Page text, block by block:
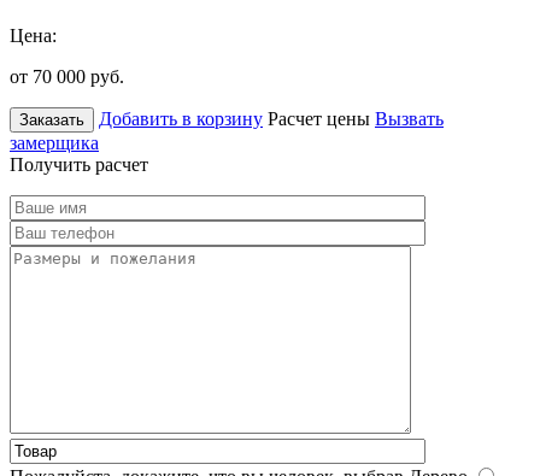
Цена:
от 70 000 руб.
Заказать Добавить в корзину Расчет цены Вызвать
замерщика
Получить расчет